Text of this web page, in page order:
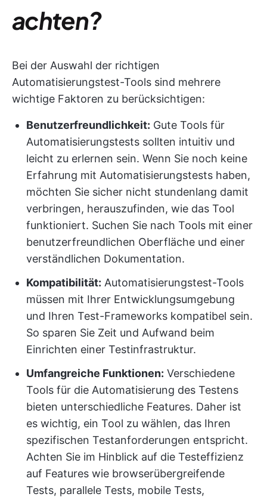
achten?
Bei der Auswahl der richtigen
Automatisierungstest-Tools sind mehrere
wichtige Faktoren zu berücksichtigen:
Benutzerfreundlichkeit: Gute Tools für
Automatisierungstests sollten intuitiv und
leicht zu erlernen sein. Wenn Sie noch keine
Erfahrung mit Automatisierungstests haben,
möchten Sie sicher nicht stundenlang damit
verbringen, herauszufinden, wie das Tool
funktioniert. Suchen Sie nach Tools mit einer
benutzerfreundlichen Oberfläche und einer
verständlichen Dokumentation.
Kompatibilität: Automatisierungstest-Tools
müssen mit Ihrer Entwicklungsumgebung
und Ihren Test-Frameworks kompatibel sein.
So sparen Sie Zeit und Aufwand beim
Einrichten einer Testinfrastruktur.
Umfangreiche Funktionen: Verschiedene
Tools für die Automatisierung des Testens
bieten unterschiedliche Features. Daher ist
es wichtig, ein Tool zu wählen, das Ihren
spezifischen Testanforderungen entspricht.
Achten Sie im Hinblick auf die Testeffizienz
auf Features wie browserübergreifende
Tests, parallele Tests, mobile Tests,